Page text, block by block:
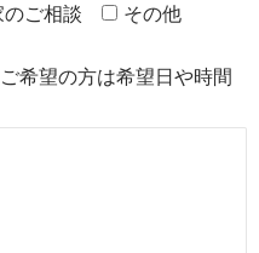
ご相談 その他
希望の方は希望日や時間